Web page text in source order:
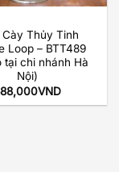
Thủy Tinh
Loop – BTT489
tại chi nhánh Hà
Nội)
VND